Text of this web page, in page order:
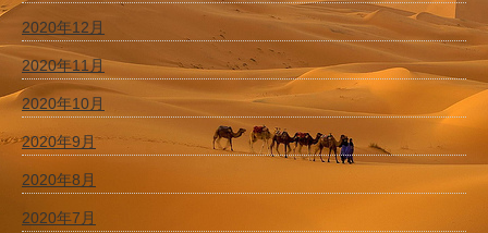
2020年12月
2020年11月
2020年10月
2020年9月
2020年8月
2020年7月